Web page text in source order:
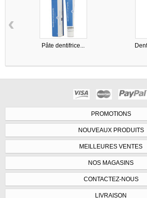
Pâte dentifrice...
‹
PROMOTIONS
NOUVEAUX PRODUITS
MEILLEURES VENTES
NOS MAGASINS
CONTACTEZ-NOUS
LIVRAISON